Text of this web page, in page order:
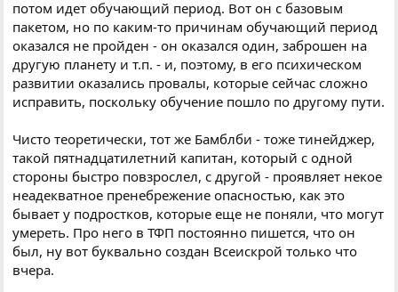
потом идет обучающий период. Вот он с базовым
пакетом, но по каким-то причинам обучающий период
оказался не пройден - он оказался один, заброшен на
другую планету и т.п. - и, поэтому, в его психическом
развитии оказались провалы, которые сейчас сложно
исправить, поскольку обучение пошло по другому пути.
Чисто теоретически, тот же Бамблби - тоже тинейджер,
такой пятнадцатилетний капитан, который с одной
стороны быстро повзрослел, с другой - проявляет некое
неадекватное пренебрежение опасностью, как это
бывает у подростков, которые еще не поняли, что могут
умереть. Про него в ТФП постоянно пишется, что он
был, ну вот буквально создан Всеискрой только что
вчера.